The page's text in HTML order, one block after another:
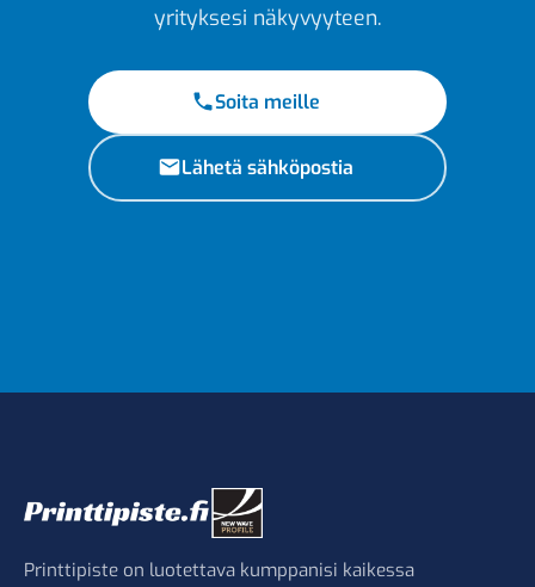
yrityksesi näkyvyyteen.
Soita meille
Lähetä sähköpostia
Printtipiste on luotettava kumppanisi kaikessa